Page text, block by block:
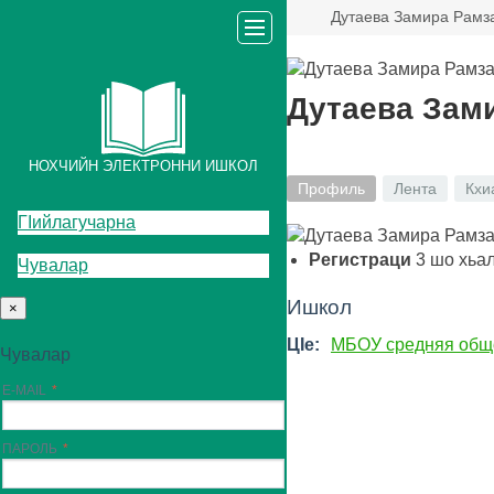
Дутаева Замира
НОХЧИЙН ЭЛЕКТРОННИ ИШКОЛ
ГIийлагучарна
Чувалар
×
Чувалар
E-MAIL
ПАРОЛЬ
Дутаева
Профиль Лента
Регистраци 3 шо
Ишкол
ЦIе: МБОУ средняя